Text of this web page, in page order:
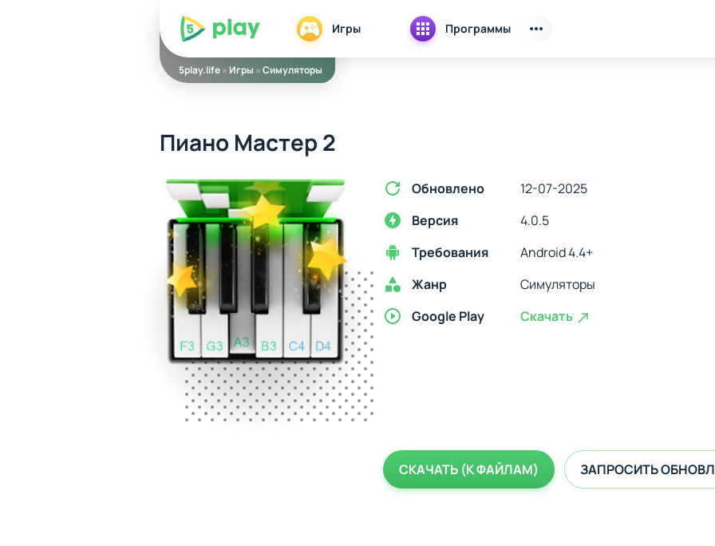
5play Игры Программы
5play.life»Игры »Симуляторы
Пиано Мастер 2
Обновлено
12-07-2025
Версия
4.0.5
Требования
Android 4.4+
Жанр
Симуляторы
Google Play
Скачать
СКАЧАТЬ (К ФАЙЛАМ) ЗАПРОСИТЬ